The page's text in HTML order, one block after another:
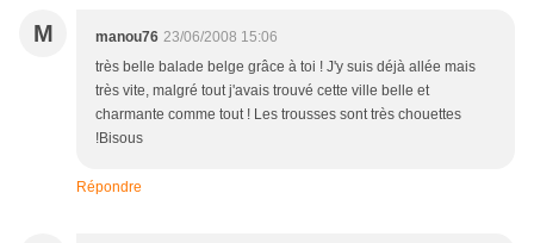
M manou76 23/06/2008 15:06
très belle balade belge grâce à toi ! J'y suis déjà allée mais
très vite, malgré tout j'avais trouvé cette ville belle et
charmante comme tout ! Les trousses sont très chouettes
!Bisous
Répondre